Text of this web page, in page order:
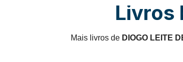
Livros
Mais livros de DIOGO LEITE